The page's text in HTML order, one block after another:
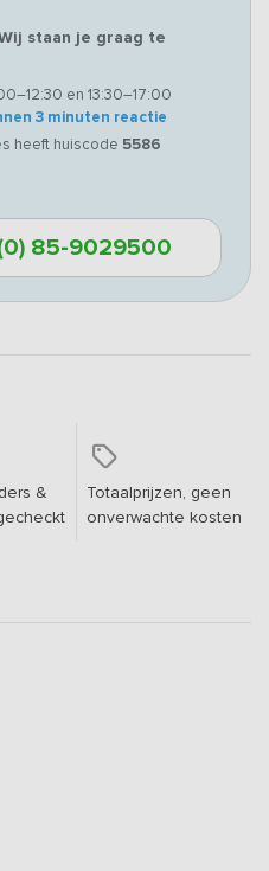
staan je graag te
en 13:30–17:00
3 minuten reactie
heeft huiscode 5586
85-9029500
&
Totaalprijzen, geen
onverwachte kosten